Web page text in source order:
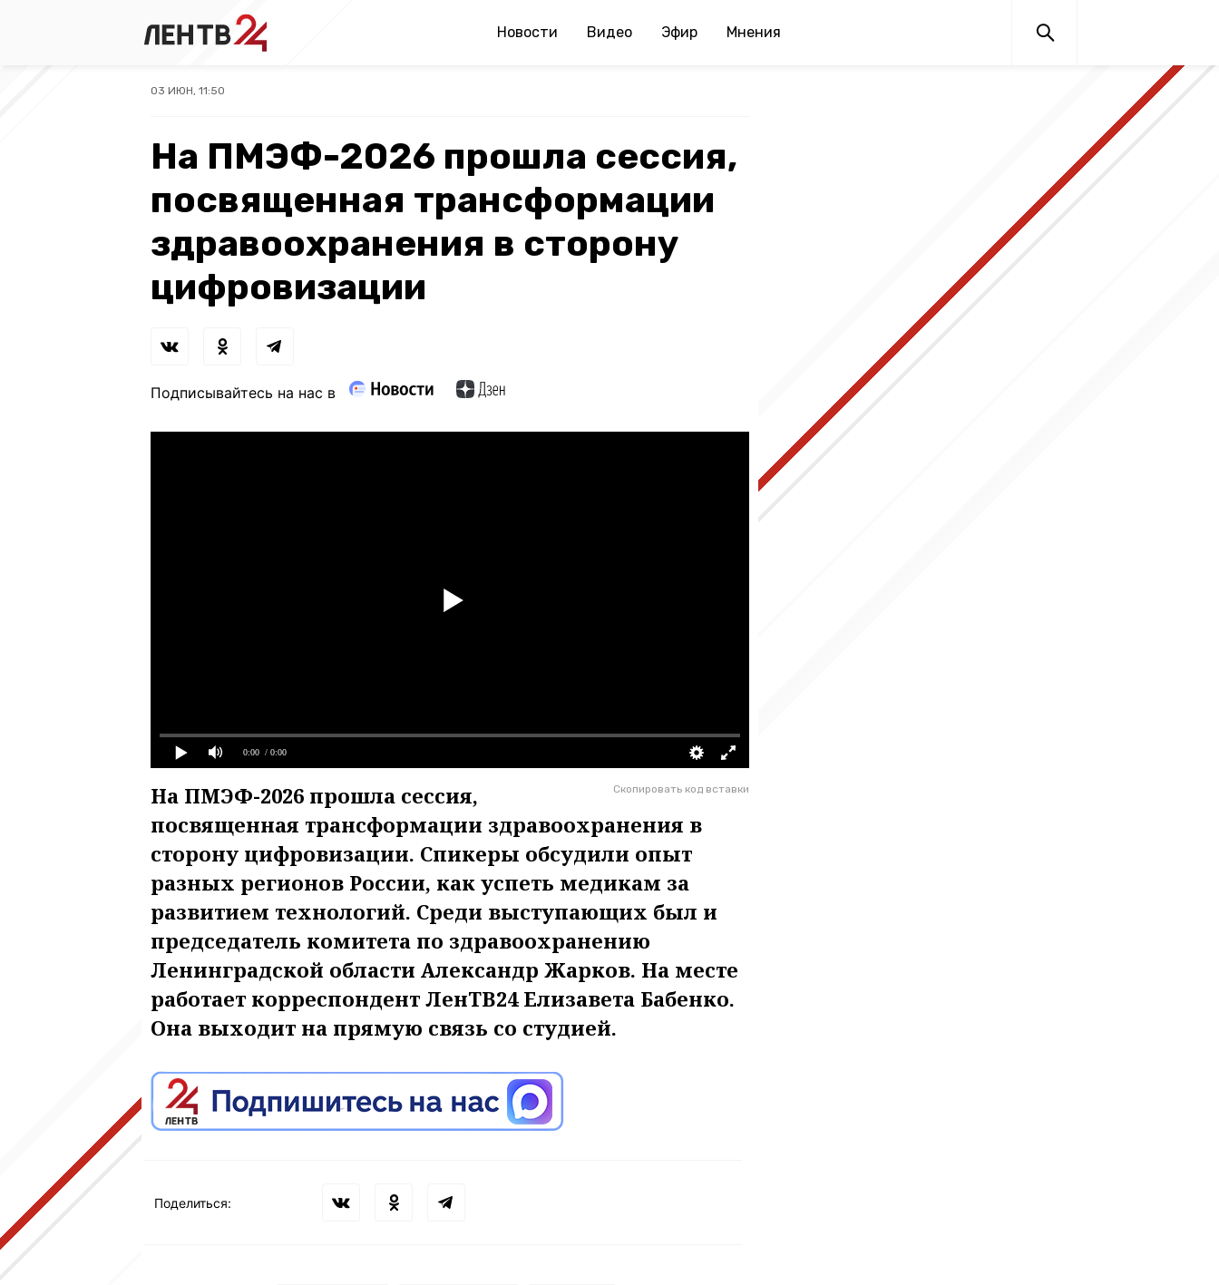
Новости Видео Эфир Мнения
03 ИЮН, 11:50
На ПМЭФ-2026 прошла сессия,
посвященная трансформации
здравоохранения в сторону
цифровизации
Подписывайтесь на нас в
0:00 / 0:00
Скопировать код вставки
На ПМЭФ-2026 прошла сессия,
посвященная трансформации здравоохранения в
сторону цифровизации. Спикеры обсудили опыт
разных регионов России, как успеть медикам за
развитием технологий. Среди выступающих был и
председатель комитета по здравоохранению
Ленинградской области Александр Жарков. На месте
работает корреспондент ЛенТВ24 Елизавета Бабенко.
Она выходит на прямую связь со студией.
Поделиться: